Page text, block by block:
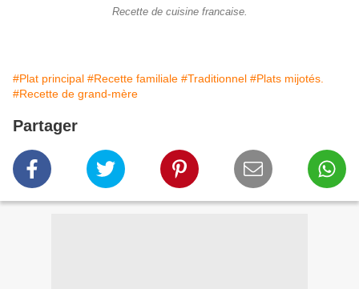
Recette de cuisine francaise.
#Plat principal #Recette familiale #Traditionnel #Plats mijotés.
#Recette de grand-mère
Partager